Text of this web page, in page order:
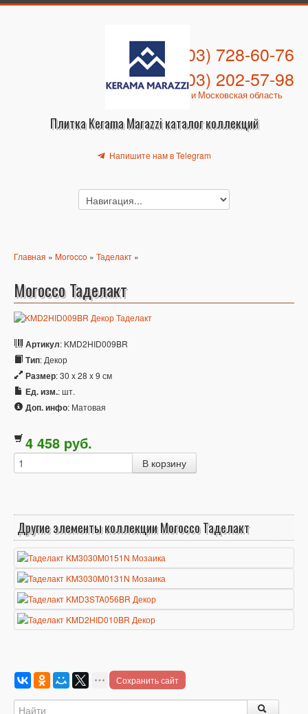
Плитка Kerama Marazzi каталог коллекций
+7 (903) 728-60-76
+7 (903) 202-57-98
Москва и Московская область
Напишите нам в Telegram
Главная » Morocco » Таделакт »
Morocco Таделакт
Артикул: KMD2HID009BR
Тип: Декор
Размер: 30 x 28 x 9 см
Ед. изм.: шт.
Доп. инфо: Матовая
4 458 pуб.
Другие элементы коллекции Morocco Таделакт
Сохранить сайт